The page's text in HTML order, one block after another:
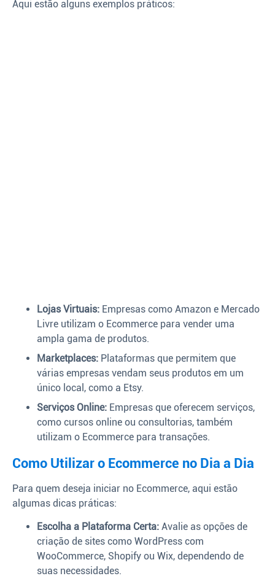
Aqui estão alguns exemplos práticos:
Lojas Virtuais: Empresas como Amazon e Mercado
Livre utilizam o Ecommerce para vender uma
ampla gama de produtos.
Marketplaces: Plataformas que permitem que
várias empresas vendam seus produtos em um
único local, como a Etsy.
Serviços Online: Empresas que oferecem serviços,
como cursos online ou consultorias, também
utilizam o Ecommerce para transações.
Como Utilizar o Ecommerce no Dia a Dia
Para quem deseja iniciar no Ecommerce, aqui estão
algumas dicas práticas:
Escolha a Plataforma Certa: Avalie as opções de
criação de sites como WordPress com
WooCommerce, Shopify ou Wix, dependendo de
suas necessidades.